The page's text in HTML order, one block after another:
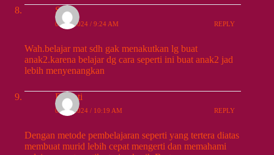
Sisca
09/13/2024 / 9:24 AM REPLY
Wah.belajar mat sdh gak menakutkan lg buat
anak2.karena belajar dg cara seperti ini buat anak2 jad
lebih menyenangkan
Rawati
09/13/2024 / 10:19 AM REPLY
Dengan metode pembelajaran seperti yang tertera diatas
membuat murid lebih cepat mengerti dan memahami